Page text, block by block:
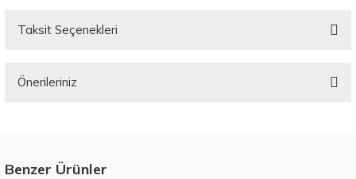
Taksit Seçenekleri
Önerileriniz
Görüş ve önerileriniz için teşekkür ederiz.
Benzer Ürünler